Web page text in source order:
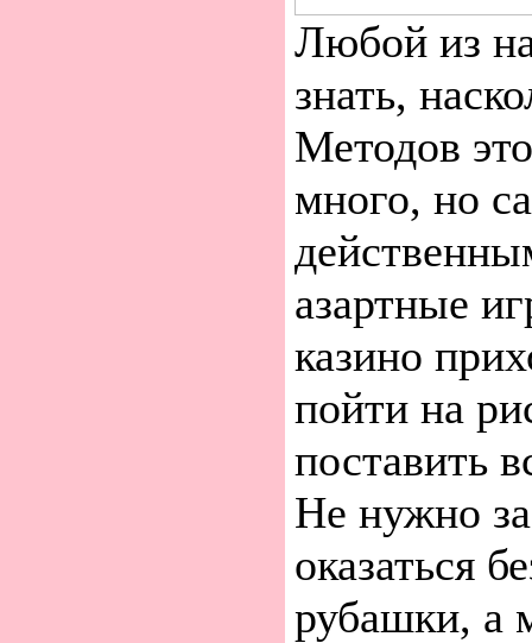
Любой из
знать,
Методов
много, но
азартные
казино
пойти на
поставить
Не нужно
оказаться
рубашки, а